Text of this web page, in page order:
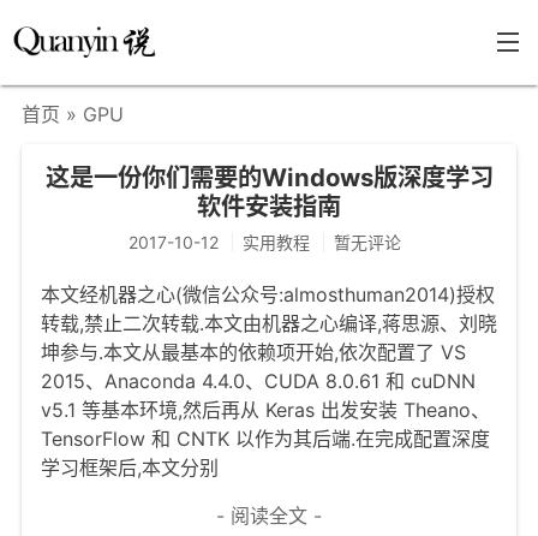
文章分类
瞎说杂谈
学海泛舟
精华荟萃
福利共享
其他页面
只言片语
首页 » GPU
这是一份你们需要的Windows版深度学习
软件安装指南
2017-10-12 实用教程 暂无评论
本文经机器之心(微信公众号:almosthuman2014)授权
转载,禁止二次转载.本文由机器之心编译,蒋思源、刘晓
坤参与.本文从最基本的依赖项开始,依次配置了 VS
2015、Anaconda 4.4.0、CUDA 8.0.61 和 cuDNN
v5.1 等基本环境,然后再从 Keras 出发安装 Theano、
TensorFlow 和 CNTK 以作为其后端.在完成配置深度
学习框架后,本文分别
- 阅读全文 -